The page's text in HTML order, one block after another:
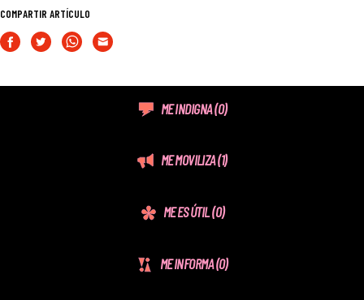
COMPARTIR ARTÍCULO
ME INDIGNA(0)
ME MOVILIZA(1)
ME ES ÚTIL(0)
ME INFORMA(0)